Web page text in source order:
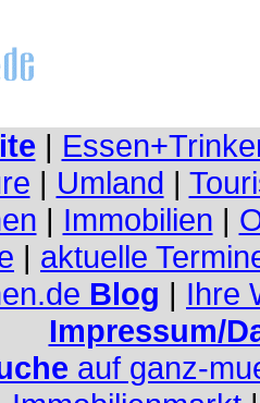
|
| Umland |
| Immobilien |
| aktuelle
Blog | Ihre
Impressum/
auf ganz-